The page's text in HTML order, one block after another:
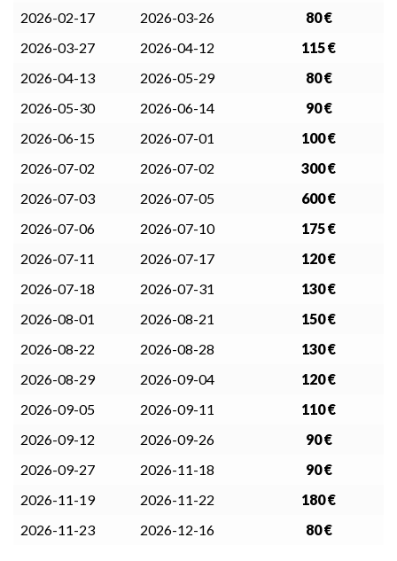
2026-02-17
2026-03-26
80 €
2026-03-27
2026-04-12
115 €
2026-04-13
2026-05-29
80 €
2026-05-30
2026-06-14
90 €
2026-06-15
2026-07-01
100 €
2026-07-02
2026-07-02
300 €
2026-07-03
2026-07-05
600 €
2026-07-06
2026-07-10
175 €
2026-07-11
2026-07-17
120 €
2026-07-18
2026-07-31
130 €
2026-08-01
2026-08-21
150 €
2026-08-22
2026-08-28
130 €
2026-08-29
2026-09-04
120 €
2026-09-05
2026-09-11
110 €
2026-09-12
2026-09-26
90 €
2026-09-27
2026-11-18
90 €
2026-11-19
2026-11-22
180 €
2026-11-23
2026-12-16 80 €